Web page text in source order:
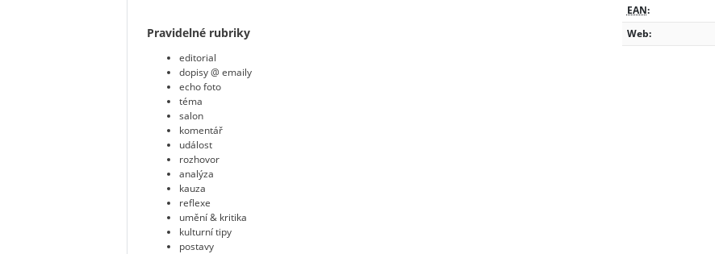
Pravidelné rubriky
editorial
dopisy @ emaily
echo foto
téma
salon
komentář
událost
rozhovor
analýza
kauza
reflexe
umění & kritika
kulturní tipy
postavy
EAN:
Web: